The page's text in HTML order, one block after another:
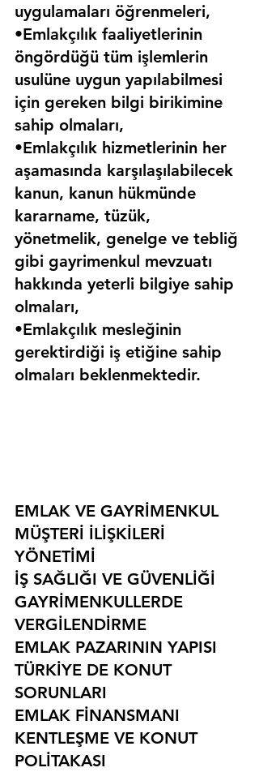
uygulamaları öğrenmeleri,
•Emlakçılık faaliyetlerinin
öngördüğü tüm işlemlerin
usulüne uygun yapılabilmesi
için gereken bilgi birikimine
sahip olmaları,
•Emlakçılık hizmetlerinin her
aşamasında karşılaşılabilecek
kanun, kanun hükmünde
kararname, tüzük,
yönetmelik, genelge ve tebliğ
gibi gayrimenkul mevzuatı
hakkında yeterli bilgiye sahip
olmaları,
•Emlakçılık mesleğinin
gerektirdiği iş etiğine sahip
olmaları beklenmektedir.
EMLAK VE GAYRİMENKUL
MÜŞTERİ İLİŞKİLERİ
YÖNETİMİ
İŞ SAĞLIĞI VE GÜVENLİĞİ
GAYRİMENKULLERDE
VERGİLENDİRME
EMLAK PAZARININ YAPISI
TÜRKİYE DE KONUT
SORUNLARI
EMLAK FİNANSMANI
KENTLEŞME VE KONUT
POLİTAKASI